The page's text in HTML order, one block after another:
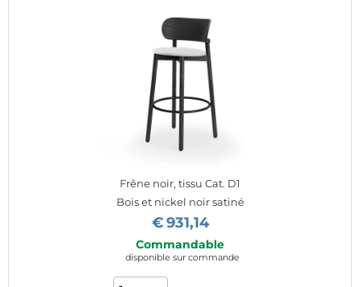
Frêne noir, tissu Cat. D1
Bois et nickel noir satiné
€931,14
Commandable
disponible sur commande